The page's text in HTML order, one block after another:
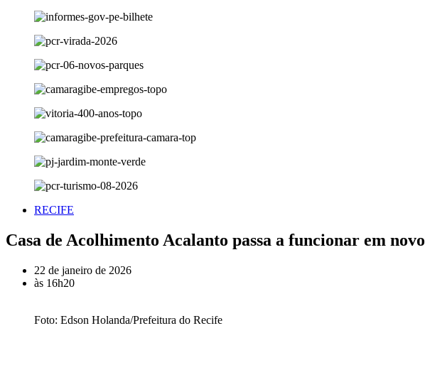
RECIFE
Casa de Acolhimento Acalanto passa a funcionar em
22 de janeiro de 2026
às 16h20
Foto: Edson Holanda/Prefeitura do Recife